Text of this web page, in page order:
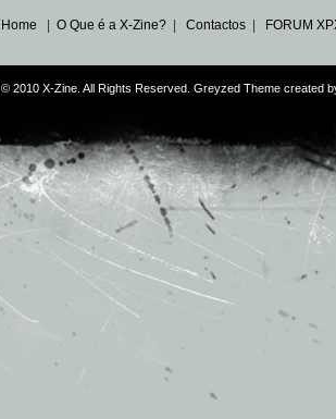
Home O Que é a X-Zine? Contactos FORUM
© 2010 X-Zine. All Rights Reserved. Greyzed Theme created